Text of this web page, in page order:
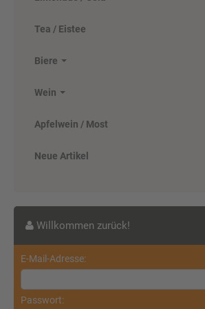
Ensinger Orange ACE 9
(PET/Einweg)
ab 14,50 EUR
Tea / Eistee
Biere
Wein
Apfelwein / Most
Neue Artikel
Willkommen zurück!
E-Mail-Adresse:
Passwort: